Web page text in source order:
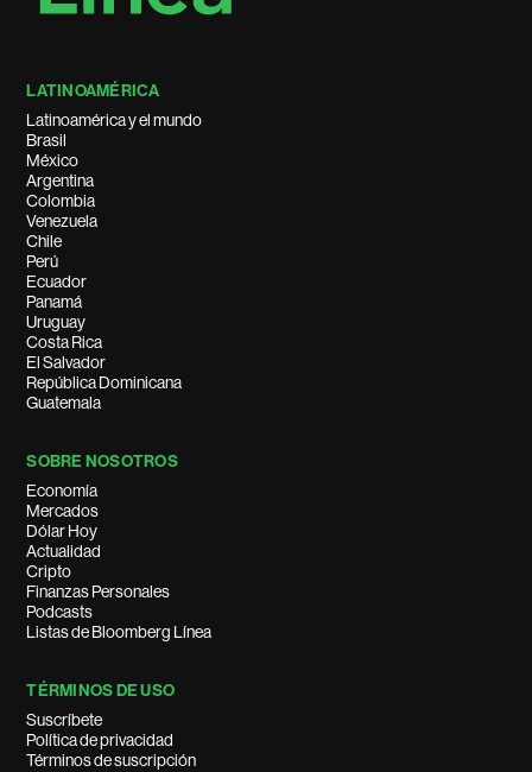
LATINOAMÉRICA
Latinoamérica y el mundo
Brasil
México
Argentina
Colombia
Venezuela
Chile
Perú
Ecuador
Panamá
Uruguay
Costa Rica
El Salvador
República Dominicana
Guatemala
SOBRE NOSOTROS
Economía
Mercados
Dólar Hoy
Actualidad
Cripto
Finanzas Personales
Podcasts
Listas de Bloomberg Línea
TÉRMINOS DE USO
Suscríbete
Política de privacidad
Términos de suscripción